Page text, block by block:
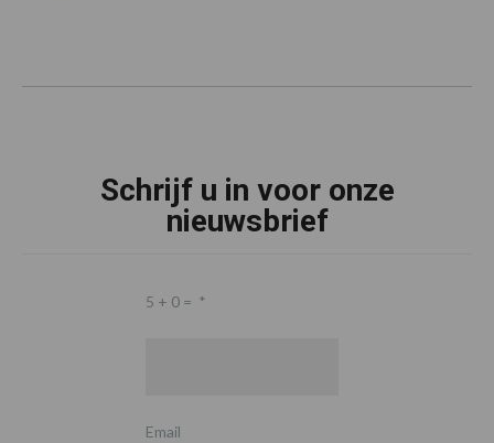
Schrijf u in voor onze
nieuwsbrief
5 + 0 = *
Email